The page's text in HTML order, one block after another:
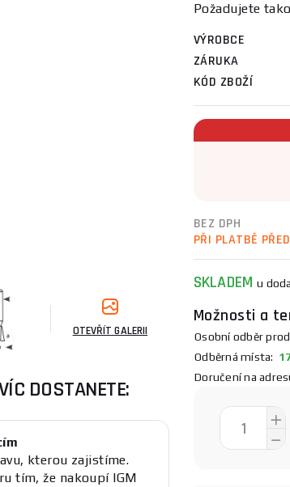
OTEVŘÍT GALERII
DOSTANETE:
kterou zajistíme.
tím, že nakoupí IGM
Požadujete
VÝROBCE
ZÁRUKA
KÓD ZBOŽÍ
BEZ DPH
PŘI PLATBĚ
SKLADEMu
Možnosti a
Osobní odběr
Odběrná místa:
Doručení na